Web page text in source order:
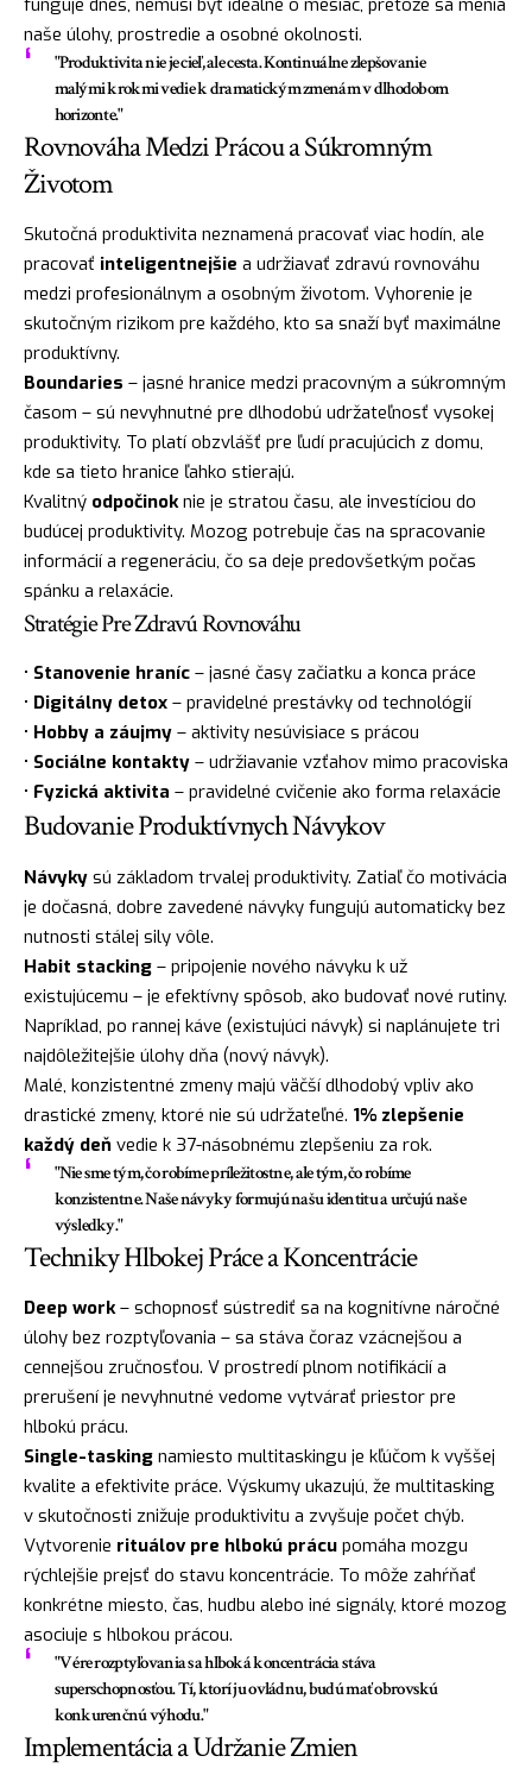
naše úlohy, prostredie a osobné okolnosti.
"Produktivita nie je cieľ, ale cesta. Kontinuálne zlepšovanie
malými krokmi vedie k dramatickým zmenám v dlhodobom
horizonte."
Rovnováha Medzi Prácou a Súkromným
Životom
Skutočná produktivita neznamená pracovať viac hodín, ale
pracovať inteligentnejšie a udržiavať zdravú rovnováhu
medzi profesionálnym a osobným životom. Vyhorenie je
skutočným rizikom pre každého, kto sa snaží byť maximálne
produktívny.
Boundaries – jasné hranice medzi pracovným a súkromným
časom – sú nevyhnutné pre dlhodobú udržateľnosť vysokej
produktivity. To platí obzvlášť pre ľudí pracujúcich z domu,
kde sa tieto hranice ľahko stierajú.
Kvalitný odpočinoknie je stratou času, ale investíciou do
budúcej produktivity. Mozog potrebuje čas na spracovanie
informácií a regeneráciu, čo sa deje predovšetkým počas
spánku a relaxácie.
Stratégie Pre Zdravú Rovnováhu
• Stanovenie hraníc – jasné časy začiatku a konca práce
• Digitálny detox – pravidelné prestávky od technológií
• Hobby a záujmy – aktivity nesúvisiace s prácou
• Sociálne kontakty – udržiavanie vzťahov mimo pracoviska
• Fyzická aktivita – pravidelné cvičenie ako forma relaxácie
Budovanie Produktívnych Návykov
Návyky sú základom trvalej produktivity. Zatiaľ čo motivácia
je dočasná, dobre zavedené návyky fungujú automaticky bez
nutnosti stálej sily vôle.
Habit stacking – pripojenie nového návyku k už
existujúcemu – je efektívny spôsob, ako budovať nové rutiny.
Napríklad, po rannej káve (existujúci návyk) si naplánujete tri
najdôležitejšie úlohy dňa (nový návyk).
Malé, konzistentné zmeny majú väčší dlhodobý vpliv ako
drastické zmeny, ktoré nie sú udržateľné. 1% zlepšenie
každý deň vedie k 37-násobnému zlepšeniu za rok.
"Nie sme tým, čo robíme príležitostne, ale tým, čo robíme
konzistentne. Naše návyky formujú našu identitu a určujú naše
výsledky."
Techniky Hlbokej Práce a Koncentrácie
Deep work– schopnosť sústrediť sa na kognitívne náročné
úlohy bez rozptyľovania – sa stáva čoraz vzácnejšou a
cennejšou zručnosťou. V prostredí plnom notifikácií a
prerušení je nevyhnutné vedome vytvárať priestor pre
hlbokú prácu.
Single-tasking namiesto multitaskingu je kľúčom k vyššej
kvalite a efektivite práce. Výskumy ukazujú, že multitasking
v skutočnosti znižuje produktivitu a zvyšuje počet chýb.
Vytvorenie rituálov pre hlbokú prácu pomáha mozgu
rýchlejšie prejsť do stavu koncentrácie. To môže zahŕňať
konkrétne miesto, čas, hudbu alebo iné signály, ktoré mozog
asociuje s hlbokou prácou.
"V ére rozptyľovania sa hlboká koncentrácia stáva
superschopnosťou. Tí, ktorí ju ovládnu, budú mať obrovskú
konkurenčnú výhodu."
Implementácia a Udržanie Zmien